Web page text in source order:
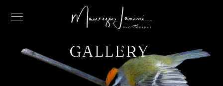
GALLERY